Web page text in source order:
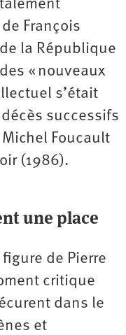
François
la République
« nouveaux
s’était
successifs
Michel Foucault
(1986).
une place
de Pierre
critique
dans le
et